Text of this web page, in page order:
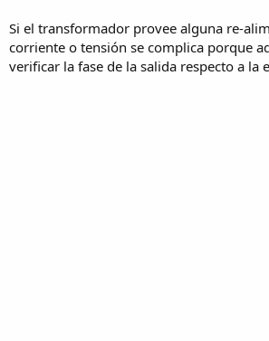
Si el transformador provee alguna re-
corriente o tensión se complica porque
verificar la fase de la salida respecto a la